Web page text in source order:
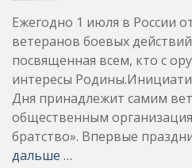
Ежегодно 1 июля в России
ветеранов боевых
посвященная всем, кто с
интересы
Дня принадлежит самим
общественным
братство». Впервые
дальше …